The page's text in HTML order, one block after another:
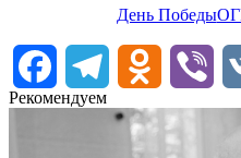
День Победы
FacebookTelegram
Рекомендуем